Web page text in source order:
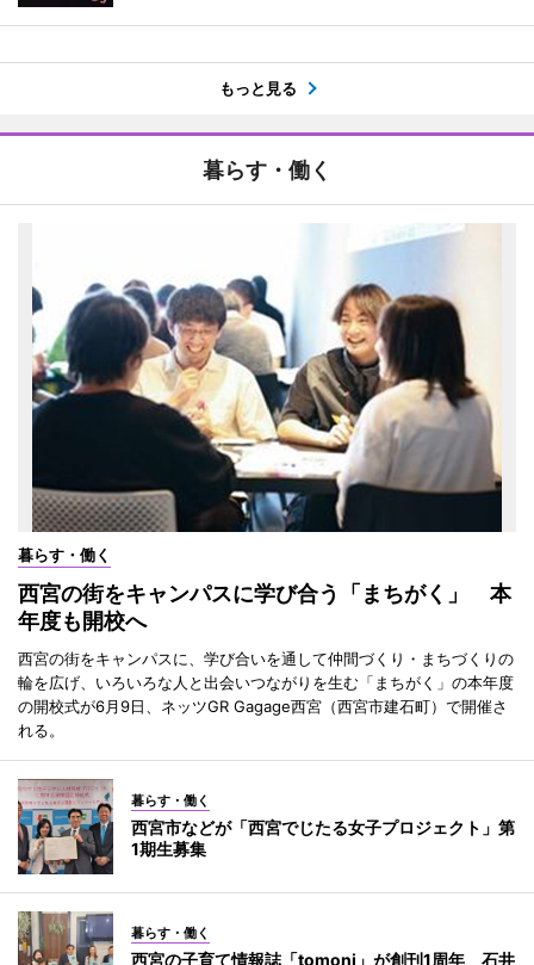
もっと見る
暮らす・働く
暮らす・働く
西宮の街をキャンパスに学び合う「まちがく」 本
年度も開校へ
西宮の街をキャンパスに、学び合いを通して仲間づくり・まちづくりの
輪を広げ、いろいろな人と出会いつながりを生む「まちがく」の本年度
の開校式が6月9日、ネッツGR Gagage西宮（西宮市建石町）で開催さ
れる。
暮らす・働く
西宮市などが「西宮でじたる女子プロジェクト」第
1期生募集
暮らす・働く
西宮の子育て情報誌「tomoni」が創刊1周年 石井